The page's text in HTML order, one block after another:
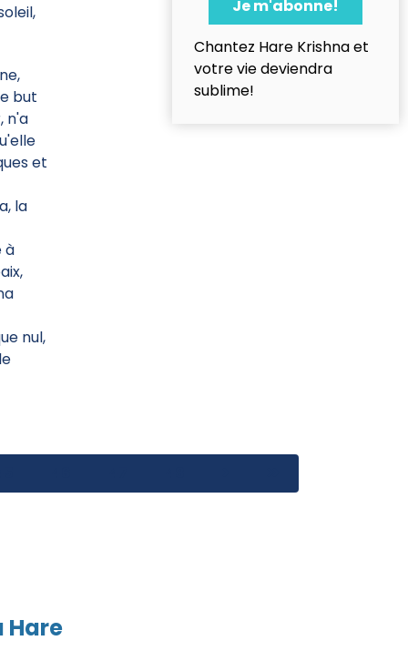
but
n'a
et
la
à
nul,
Hare
Chantez Hare Krishna et
votre vie deviendra
sublime!